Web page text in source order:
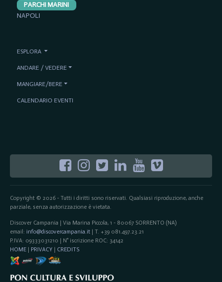
Copyright © 2026 - Tutti i diritti sono riservati. Qualsiasi riproduzione, anche
parziale, senza autorizzazione è vietata.
Discover Campania | Via Marina Piccola, 1 - 80067 SORRENTO (NA)
email: info@discovercampania.it| T. +39 081.497.23.21
P.IVA: 09333031210 | N° iscrizione ROC: 34142
HOME| PRIVACY | CREDITS
PARCHI MARINI
NAPOLI
ESPLORA
ANDARE / VEDERE
MANGIARE/BERE
CALENDARIO EVENTI